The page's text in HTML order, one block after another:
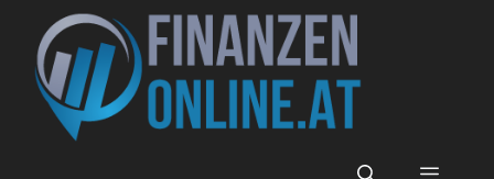
Inhalt
springen